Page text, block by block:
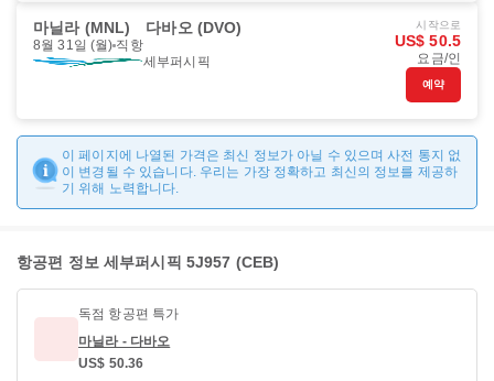
마닐라 (MNL) 다바오 (DVO)
8월 31일 (월) 직항
세부퍼시픽
시작으로
US$ 50.5
요금/인
예약
이 페이지에 나열된 가격은 최신 정보가 아닐 수 있으며 사전 통지 없
이 변경될 수 있습니다. 우리는 가장 정확하고 최신의 정보를 제공하
기 위해 노력합니다.
항공편 정보 세부퍼시픽 5J957 (CEB)
독점 항공편 특가
마닐라 - 다바오
US$ 50.36